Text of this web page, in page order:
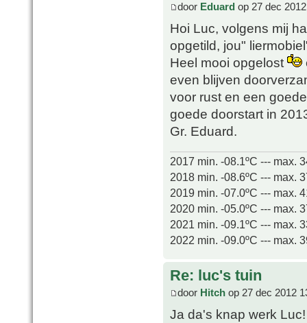
door Eduard op 27 dec
Hoi Luc, volgens mij
opgetild, jou"
Heel mooi opgelost
even blijven
voor rust en een
goede doorstart in
Gr. Eduard.
2017 min. -08.1ºC --- max.
2018 min. -08.6ºC --- max.
2019 min. -07.0ºC --- max.
2020 min. -05.0ºC --- max.
2021 min. -09.1ºC --- max.
2022 min. -09.0ºC --- max.
Re: luc's tuin
door Hitch op 27 dec 2012
Ja da's knap werk Luc!